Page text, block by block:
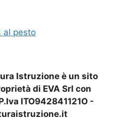
al pesto
Istruzione è un sito
di EVA Srl con
ITO942841121O -